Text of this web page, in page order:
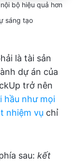
bộ hiệu quả hơn
sáng tạo
là tài sản
dự án của
trở nên
hầu như mọi
nhiệm vụ chỉ
sau: kết